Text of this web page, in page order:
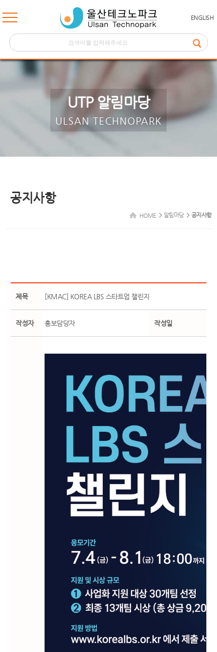
ENGLISH
UTP 알림마당
ULSAN TECHNOPARK
공지사항
HOME 알림마당 공지사항
제목 [KMAC] KOREA LBS 스타트업 챌린지
작성자 홍보담당자 작성일